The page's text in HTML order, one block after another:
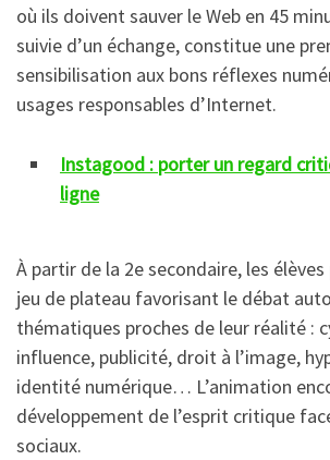
où ils doivent sauver le Web en 45
suivie d’un échange, constitue une
sensibilisation aux bons réflexes
usages responsables d’Internet.
Instagood : porter un regard
ligne
À partir de la 2e secondaire, les
jeu de plateau favorisant le débat
thématiques proches de leur réalité :
influence, publicité, droit à l’image,
identité numérique… L’animation
développement de l’esprit critique
sociaux.